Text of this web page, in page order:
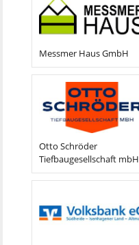
Messmer Haus GmbH
Otto Schröder
Tiefbaugesellschaft mbH